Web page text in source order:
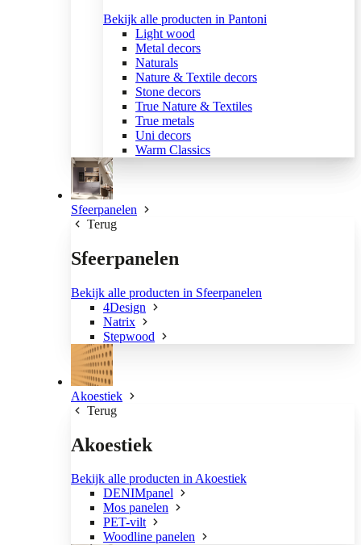
Bekijk alle producten in Pantoni
Light wood
Metal decors
Naturals
Nature & Textile decors
Stone decors
True Nature & Textiles
True metals
Uni decors
Warm Classics
Sfeerpanelen
Terug
Sfeerpanelen
Bekijk alle producten in Sfeerpanelen
4Design
Natrix
Stepwood
Akoestiek
Terug
Akoestiek
Bekijk alle producten in Akoestiek
DENIMpanel
Mos panelen
PET-vilt
Woodline panelen